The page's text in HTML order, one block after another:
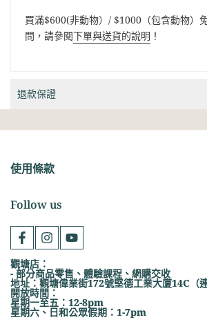
買滿$600(非動物）/ $1000（包含動物）
問，請參閱下單與送貨的說明 ！
退款保證
使用條款
Follow us
觀塘店：
- 部分商品零售、體驗課程、網購交收
地址：觀塘偉業街172號堅德工業大廈14C（
開放時間：
星期一至五：12-8pm
星期六、日和公眾假期：1-7pm